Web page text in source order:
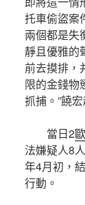
托車偷盜案
兩個都是失
靜且優雅的
前去摸排，
限的金錢物
抓捕。”饒宏
當日2
法嫌疑人8
年4月初，
行動。